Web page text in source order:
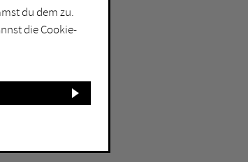
du dem zu.
die Cookie-